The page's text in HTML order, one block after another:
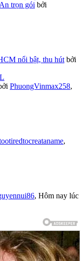
trọn gói bởi
nổi bật, thu hút bởi
PhuongVinmax258,
,
, Hôm nay lúc